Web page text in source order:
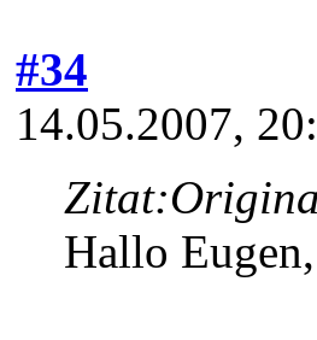
#34
14.05.2007,
Zitat:
Hallo